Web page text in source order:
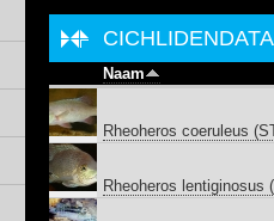
Naam
Rheoheros coeruleus
Rheoheros lentiginosus